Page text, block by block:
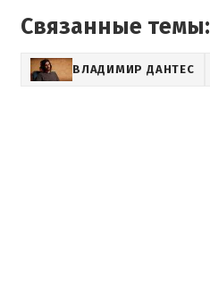
Связанные темы:
ВЛАДИМИР ДАНТЕС